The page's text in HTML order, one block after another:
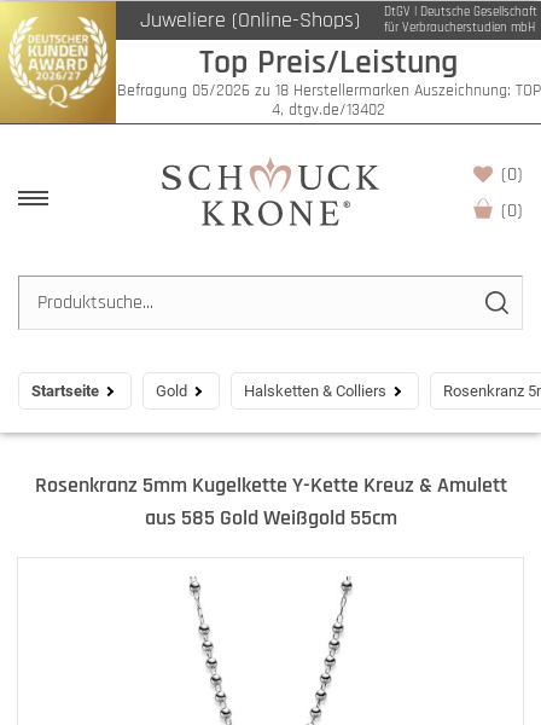
Juweliere (Online-Shops)
DtGV | Deutsche Gesellschaft
für Verbraucherstudien mbH
Top Preis/Leistung
Befragung 05/2026 zu 18 Herstellermarken Auszeichnung: TOP
4, dtgv.de/13402
(0)
(0)
Startseite Gold Halsketten & Colliers Rosenkranz
Rosenkranz 5mm Kugelkette Y-Kette Kreuz & Amulett
aus 585 Gold Weißgold 55cm